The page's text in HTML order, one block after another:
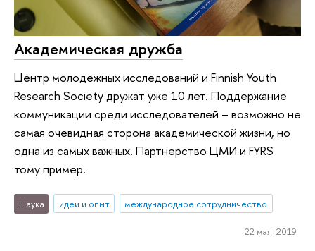
Академическая дружба
Центр молодежных исследований и Finnish Youth
Research Society дружат уже 10 лет. Поддержание
коммуникации среди исследователей – возможно не
самая очевидная сторона академической жизни, но
одна из самых важных. Партнерство ЦМИ и FYRS
тому пример.
Наука идеи и опыт международное сотрудничество
22 мая 2019